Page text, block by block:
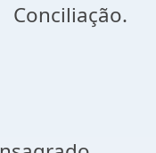
Conciliação.